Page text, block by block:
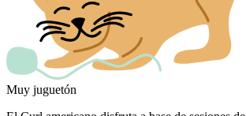
Muy juguetón